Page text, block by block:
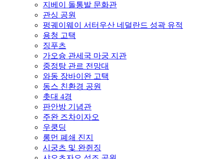
지베이 돌통발 문화관
관싱 공원
펑궤이웨이 서터우산 네덜란드 성곽 유적
용청 고택
징푸츠
가오슝 관세국 마궁 지관
중정탕 관르 전망대
와동 장바이완 고택
동스 친환경 공원
촛대 4경
판안방 기념관
주완 즈차이자오
우쿵딩
롱먼 폐쇄 진지
시궁츠 및 완쥔징